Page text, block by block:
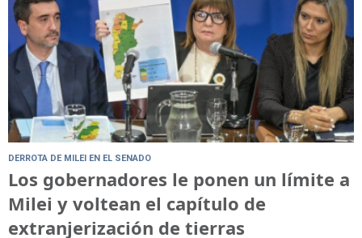
DERROTA DE MILEI EN EL SENADO
Los gobernadores le ponen un límite a
Milei y voltean el capítulo de
extranjerización de tierras